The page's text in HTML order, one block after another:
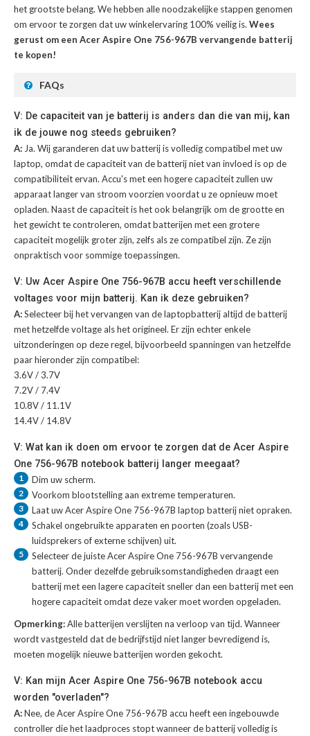
het grootste belang. We hebben alle noodzakelijke stappen genomen
om ervoor te zorgen dat uw winkelervaring 100% veilig is. Wees
gerust om een Acer Aspire One 756-967B vervangende batterij
te kopen!
FAQs
V: De capaciteit van je batterij is anders dan die van mij, kan
ik de jouwe nog steeds gebruiken?
A: Ja. Wij garanderen dat uw batterij is volledig compatibel met uw
laptop, omdat de capaciteit van de batterij niet van invloed is op de
compatibiliteit ervan. Accu's met een hogere capaciteit zullen uw
apparaat langer van stroom voorzien voordat u ze opnieuw moet
opladen. Naast de capaciteit is het ook belangrijk om de grootte en
het gewicht te controleren, omdat batterijen met een grotere
capaciteit mogelijk groter zijn, zelfs als ze compatibel zijn. Ze zijn
onpraktisch voor sommige toepassingen.
V: Uw Acer Aspire One 756-967B accu heeft verschillende
voltages voor mijn batterij. Kan ik deze gebruiken?
A:Selecteer bij het vervangen van de laptopbatterij altijd de batterij
met hetzelfde voltage als het origineel. Er zijn echter enkele
uitzonderingen op deze regel, bijvoorbeeld spanningen van hetzelfde
paar hieronder zijn compatibel:
3.6V / 3.7V
7.2V / 7.4V
10.8V / 11.1V
14.4V / 14.8V
V: Wat kan ik doen om ervoor te zorgen dat de Acer Aspire
One 756-967B notebook batterij langer meegaat?
1 Dim uw scherm.
2 Voorkom blootstelling aan extreme temperaturen.
3 Laat uwAcer Aspire One 756-967B laptop batterijniet opraken.
4
Schakel ongebruikte apparaten en poorten (zoals USB-
luidsprekers of externe schijven) uit.
5 Selecteer de juisteAcer Aspire One 756-967B vervangende
batterij. Onder dezelfde gebruiksomstandigheden draagt een
batterij met een lagere capaciteit sneller dan een batterij met een
hogere capaciteit omdat deze vaker moet worden opgeladen.
Opmerking:Alle batterijen verslijten na verloop van tijd. Wanneer
wordt vastgesteld dat de bedrijfstijd niet langer bevredigend is,
moeten mogelijk nieuwe batterijen worden gekocht.
V: Kan mijn Acer Aspire One 756-967B notebook accu
worden "overladen"?
A:Nee, de Acer Aspire One 756-967B accu heeft een ingebouwde
controller die het laadproces stopt wanneer de batterij volledig is